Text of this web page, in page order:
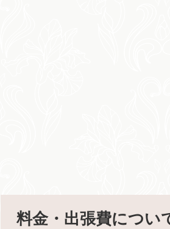
料金・出張費につい